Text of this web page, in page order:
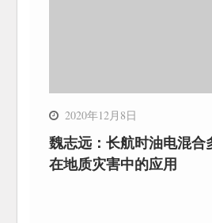
2020年12月8日
魏志远：长航时油电混合
在地质灾害中的应用